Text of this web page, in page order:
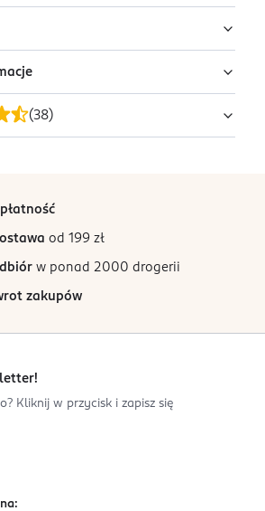
wykonane z przędzy typu
matowe, w części górnej doszyta
15%.
BEZPIECZEŃSTWA
koronka posiada atestowany
do ciała lub pudru może
i żywotność silikonu.
ODPOWIEDZIALNY
(38)
są zweryfikowane zakupem.
0%
0%
od 199 zł
w ponad 2000 drogerii
zakupów
Kliknij w przycisk i zapisz się